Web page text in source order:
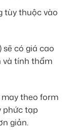
tùy thuộc vào
sẽ có giá cao
và tính thẩm
theo form
phức tạp
giản.